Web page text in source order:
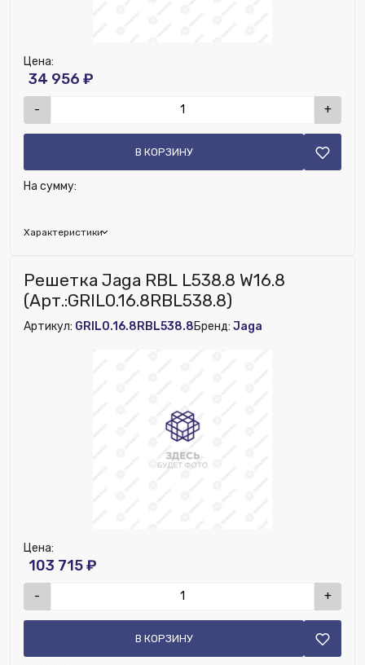
Характеристики
Цена:
34 956 ₽
- +
В КОРЗИНУ
На сумму:
Глубина (мм):210
Ширина (мм): 1530
Высота (мм):
Решетка Jaga RBL L538.8 W16.8
(Арт.:GRIL0.16.8RBL538.8)
Артикул: GRIL0.16.8RBL538.8Бренд: Jaga
Цена:
103 715 ₽
- +
В КОРЗИНУ